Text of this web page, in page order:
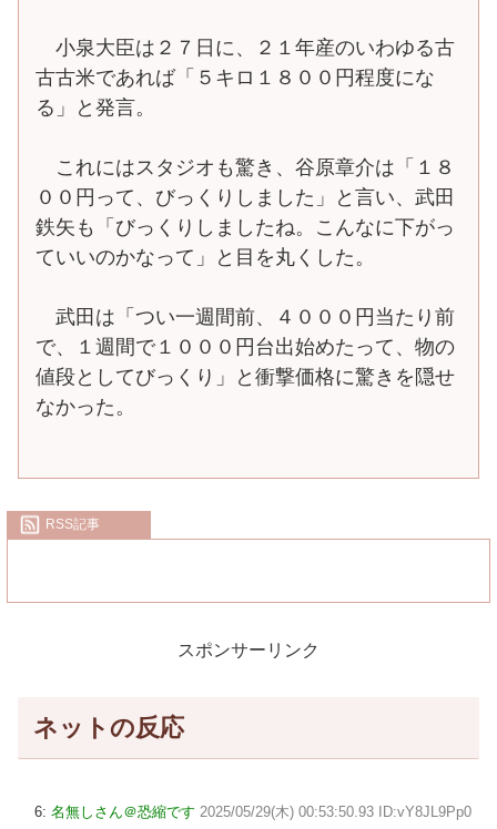
小泉大臣は２７日に、２１年産のいわゆる古
古古米であれば「５キロ１８００円程度にな
る」と発言。
これにはスタジオも驚き、谷原章介は「１８
００円って、びっくりしました」と言い、武田
鉄矢も「びっくりしましたね。こんなに下がっ
ていいのかなって」と目を丸くした。
武田は「つい一週間前、４０００円当たり前
で、１週間で１０００円台出始めたって、物の
値段としてびっくり」と衝撃価格に驚きを隠せ
なかった。
RSS記事
スポンサーリンク
ネットの反応
6: 名無しさん＠恐縮です 2025/05/29(木) 00:53:50.93 ID:vY8JL9Pp0